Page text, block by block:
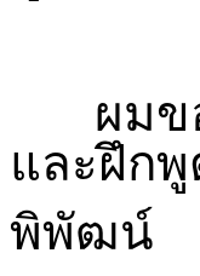
ผมขอ
และฝึก
พิพัฒน์